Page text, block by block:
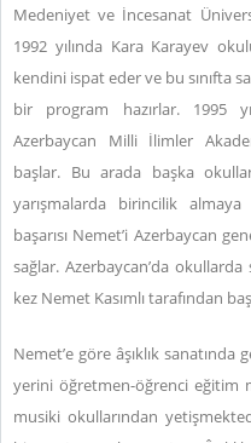
Medeniyet ve İncesanat
1992 yılında Kara Karayev
kendini ispat eder ve bu sınıfta
bir program hazırlar. 1995
Azerbaycan Milli İlimler
başlar. Bu arada başka
yarışmalarda birincilik
başarısı Nemet’i Azerbaycan
sağlar. Azerbaycan’da
kez Nemet Kasımlı tarafından
Nemet’e göre âşıklık
yerini öğretmen-öğrenci eğitim
musiki okullarından